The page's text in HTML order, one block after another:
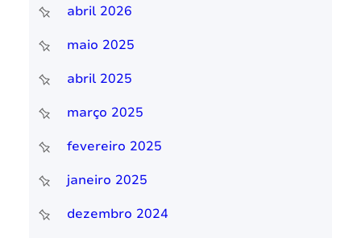
abril 2026
maio 2025
abril 2025
março 2025
fevereiro 2025
janeiro 2025
dezembro 2024